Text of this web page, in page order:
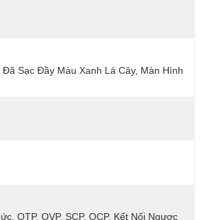
Sạc Đầy Màu Xanh Lá Cây, Màn Hình
OTP, OVP, SCP, OCP, Kết Nối Ngược